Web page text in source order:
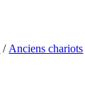
/ Anciens chariots